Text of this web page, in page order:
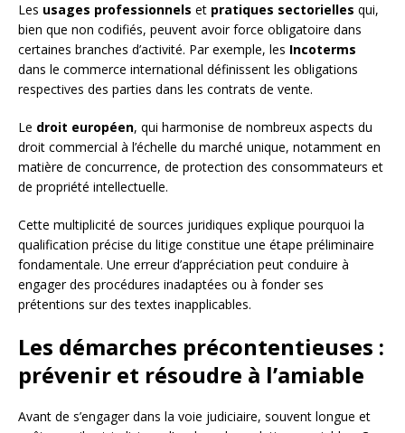
Les usages professionnels et pratiques sectorielles qui,
bien que non codifiés, peuvent avoir force obligatoire dans
certaines branches d’activité. Par exemple, les Incoterms
dans le commerce international définissent les obligations
respectives des parties dans les contrats de vente.
Le droit européen, qui harmonise de nombreux aspects du
droit commercial à l’échelle du marché unique, notamment en
matière de concurrence, de protection des consommateurs et
de propriété intellectuelle.
Cette multiplicité de sources juridiques explique pourquoi la
qualification précise du litige constitue une étape préliminaire
fondamentale. Une erreur d’appréciation peut conduire à
engager des procédures inadaptées ou à fonder ses
prétentions sur des textes inapplicables.
Les démarches précontentieuses :
prévenir et résoudre à l’amiable
Avant de s’engager dans la voie judiciaire, souvent longue et